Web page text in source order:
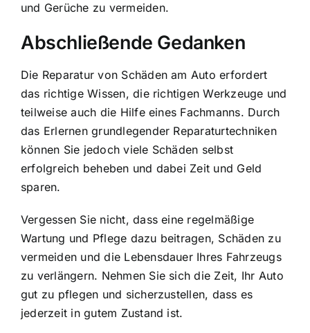
und Gerüche zu vermeiden.
Abschließende Gedanken
Die Reparatur von Schäden am Auto erfordert
das richtige Wissen, die richtigen Werkzeuge und
teilweise auch die Hilfe eines Fachmanns. Durch
das Erlernen grundlegender Reparaturtechniken
können Sie jedoch viele Schäden selbst
erfolgreich beheben und dabei Zeit und Geld
sparen.
Vergessen Sie nicht, dass eine regelmäßige
Wartung und Pflege dazu beitragen, Schäden zu
vermeiden und die Lebensdauer Ihres Fahrzeugs
zu verlängern. Nehmen Sie sich die Zeit, Ihr Auto
gut zu pflegen und sicherzustellen, dass es
jederzeit in gutem Zustand ist.